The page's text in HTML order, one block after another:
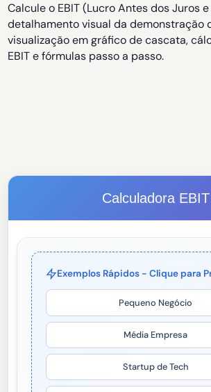
Calcule o EBIT (Lucro Antes dos Juros
detalhamento visual da demonstração
visualização em gráfico de cascata,
EBIT e fórmulas passo a passo.
Calculadora EBIT
Exemplos Rápidos - Clique para
Pequeno Negócio
Média Empresa
Startup de Tech